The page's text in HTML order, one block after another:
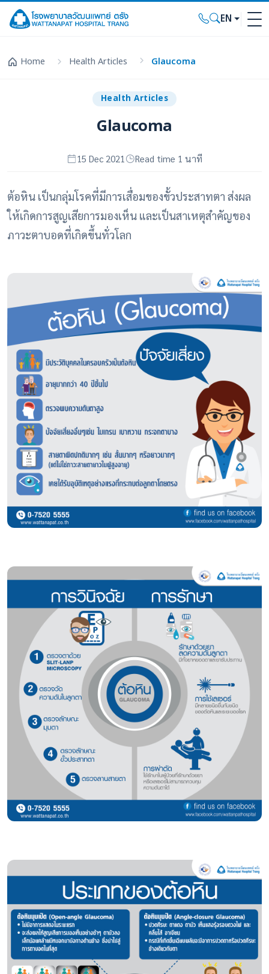
EN
Home Health Articles Glaucoma
Health Articles
Glaucoma
15 Dec 2021 Read time 1 นาที
ต้อหิน เป็นกลุ่มโรคที่มีการเสื่อมของขั้วประสาทตา ส่งผล
ให้เกิดการสูญเสียการมองเห็น และเป็นสาเหตุสำคัญของ
ภาวะตาบอดที่เกิดขึ้นทั่วโลก